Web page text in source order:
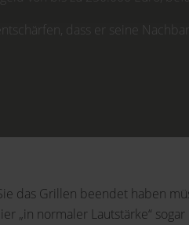
dass er seine
das Grillen beendet haben
„in normaler Lautstärke“